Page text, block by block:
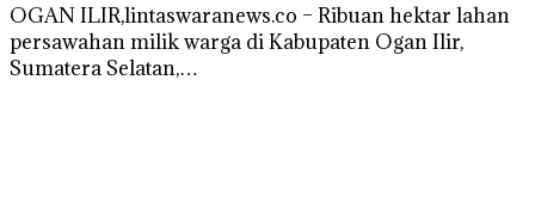
OGAN ILIR,lintaswaranews.co – Ribuan hektar lahan
persawahan milik warga di Kabupaten Ogan Ilir,
Sumatera Selatan,…